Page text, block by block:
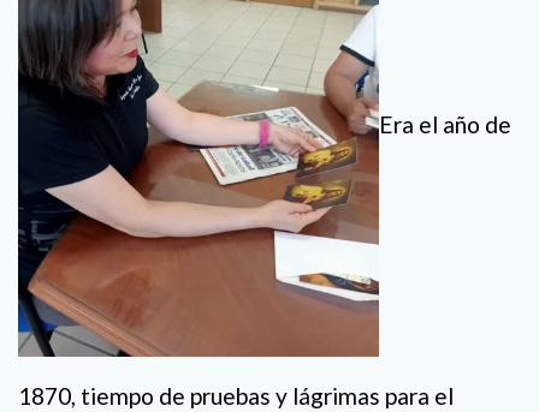
Era el año de
1870, tiempo de pruebas y lágrimas para el